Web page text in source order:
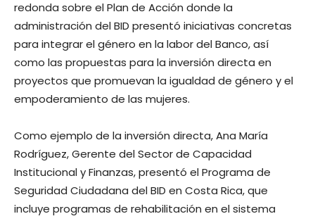
redonda sobre el Plan de Acción donde la
administración del BID presentó iniciativas concretas
para integrar el género en la labor del Banco, así
como las propuestas para la inversión directa en
proyectos que promuevan la igualdad de género y el
empoderamiento de las mujeres.
Como ejemplo de la inversión directa, Ana María
Rodríguez, Gerente del Sector de Capacidad
Institucional y Finanzas, presentó el Programa de
Seguridad Ciudadana del BID en Costa Rica, que
incluye programas de rehabilitación en el sistema